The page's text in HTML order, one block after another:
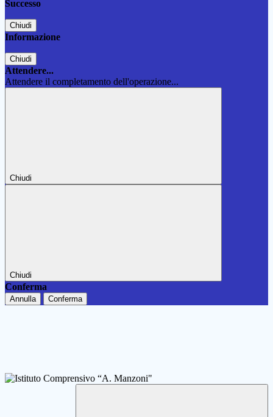
Successo
Chiudi
Informazione
Chiudi
Attendere...
Attendere il completamento dell'operazione...
Chiudi
Chiudi
Conferma
Annulla Conferma